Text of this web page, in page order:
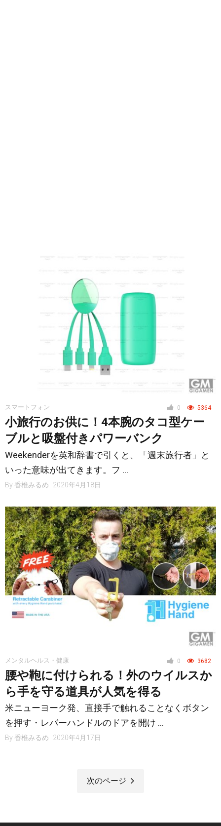
0 5364
スマートフォン
小旅行のお供に！4本腕のタコ型ケー
ブルと吸盤付きパワーバンク
Weekenderを英和辞書で引くと、「週末旅行者」と
いった意味が出てきます。フ …
By 香椎みるめ 2020年4月18日
0 3682
メンタルヘルス・健康
腰や鞄に付けられる！外のウイルスか
ら手を守る道具が人気を得る
米ニューヨーク発、直接手で触れることなくボタン
を押す・レバーハンドルのドアを開け …
By 香椎みるめ 2020年4月17日
次のページ